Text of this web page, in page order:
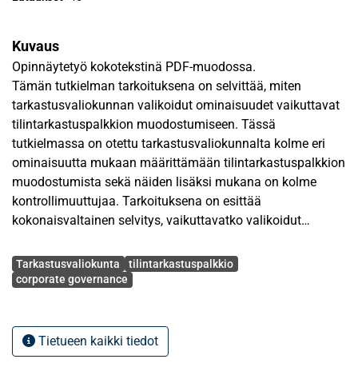
Kuvaus
Opinnäytetyö kokotekstinä PDF-muodossa.
Tämän tutkielman tarkoituksena on selvittää, miten
tarkastusvaliokunnan valikoidut ominaisuudet vaikuttavat
tilintarkastuspalkkion muodostumiseen. Tässä
tutkielmassa on otettu tarkastusvaliokunnalta kolme eri
ominaisuutta mukaan määrittämään tilintarkastuspalkkion
muodostumista sekä näiden lisäksi mukana on kolme
kontrollimuuttujaa. Tarkoituksena on esittää
kokonaisvaltainen selvitys, vaikuttavatko valikoidut
tilintarkastuspalkkioon positiivisesti vai negatiivisesti.
tilintarkastuspalkkio sekä tilintarkastaja käsitellään omina
lukuinaan tutkielmassa. Tämän jälkeen
Avainsanat
Tarkastusvaliokunta
tilintarkastuspalkkio
corporate governance
Tietueen kaikki tiedot